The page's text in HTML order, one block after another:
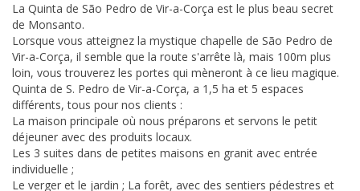
La Quinta de São Pedro de Vir-a-Corça est le plus beau secret
de Monsanto.
Lorsque vous atteignez la mystique chapelle de São Pedro de
Vir-a-Corça, il semble que la route s'arrête là, mais 100m plus
loin, vous trouverez les portes qui mèneront à ce lieu magique.
Quinta de S. Pedro de Vir-a-Corça, a 1,5 ha et 5 espaces
différents, tous pour nos clients :
La maison principale où nous préparons et servons le petit
déjeuner avec des produits locaux.
Les 3 suites dans de petites maisons en granit avec entrée
individuelle ;
Le verger et le jardin ; La forêt, avec des sentiers pédestres et